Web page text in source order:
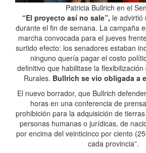
Patricia Bullrich en el
“El proyecto así no sale”, le advirtió
durante el fin de semana. La campaña
marcha convocada para el jueves
surtido efecto: los senadores estaban
ninguno quería pagar el costo
definitivo que habilitase la
Rurales. Bullrich se vio obligada a
El nuevo borrador, que Bullrich
horas en una conferencia de
prohibición para la adquisición de
personas humanas o jurídicas, de
por encima del veinticinco por ciento
cada provincia”.